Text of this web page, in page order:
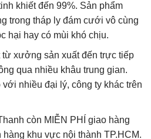
khiết đến 99%. Sản phẩm
trong tháp ly đám cưới vô cùng
hại hay có mùi khó chịu.
xưởng sản xuất đến trực tiếp
qua nhiều khâu trung gian.
nhiều đại lý, công ty khác trên
còn MIỄN PHÍ giao hàng
khu vực nội thành TP.HCM.